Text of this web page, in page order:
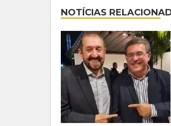
NOTÍCIAS